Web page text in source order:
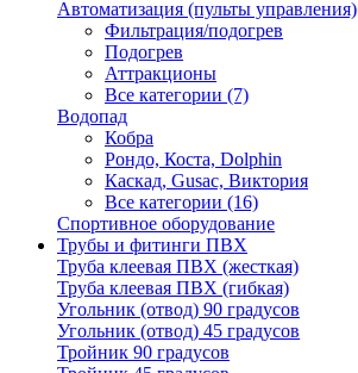
Автоматизация (пульты управления)
Фильтрация/подогрев
Подогрев
Аттракционы
Все категории (7)
Водопад
Кобра
Рондо, Коста, Dolphin
Каскад, Gusac, Виктория
Все категории (16)
Спортивное оборудование
Трубы и фитинги ПВХ
Труба клеевая ПВХ (жесткая)
Труба клеевая ПВХ (гибкая)
Угольник (отвод) 90 градусов
Угольник (отвод) 45 градусов
Тройник 90 градусов